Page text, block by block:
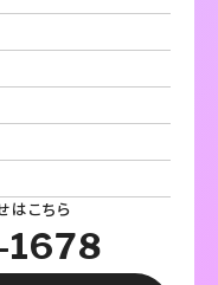
はこちら